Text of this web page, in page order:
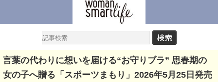
言葉の代わりに想いを届ける“お守りブラ” 思春期の
女の子へ贈る「スポーツまもり」2026年5月25日発売